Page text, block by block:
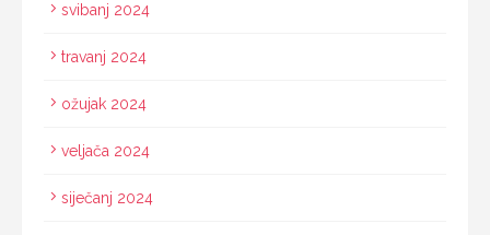
svibanj 2024
travanj 2024
ožujak 2024
veljača 2024
siječanj 2024